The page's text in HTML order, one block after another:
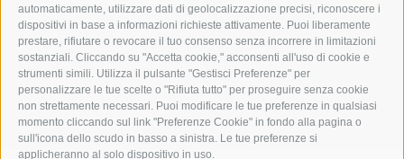
automaticamente, utilizzare dati di geolocalizzazione precisi, riconoscere i
dispositivi in base a informazioni richieste attivamente. Puoi liberamente
prestare, rifiutare o revocare il tuo consenso senza incorrere in limitazioni
sostanziali. Cliccando su "Accetta cookie," acconsenti all'uso di cookie e
strumenti simili. Utilizza il pulsante "Gestisci Preferenze" per
personalizzare le tue scelte o "Rifiuta tutto" per proseguire senza cookie
non strettamente necessari. Puoi modificare le tue preferenze in qualsiasi
momento cliccando sul link "Preferenze Cookie" in fondo alla pagina o
sull'icona dello scudo in basso a sinistra. Le tue preferenze si
applicheranno al solo dispositivo in uso.